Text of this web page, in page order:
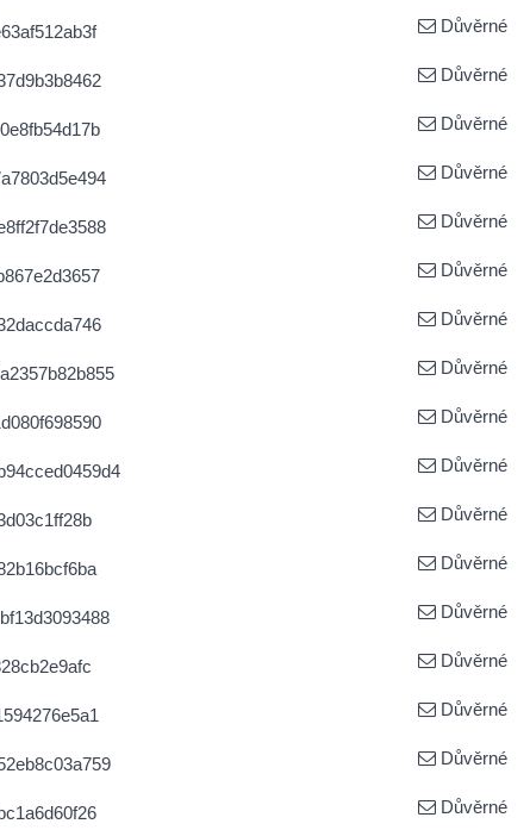
Důvěrné
Důvěrné
Důvěrné
Důvěrné
Důvěrné
Důvěrné
Důvěrné
Důvěrné
Důvěrné
Důvěrné
Důvěrné
Důvěrné
Důvěrné
Důvěrné
Důvěrné
Důvěrné
Důvěrné